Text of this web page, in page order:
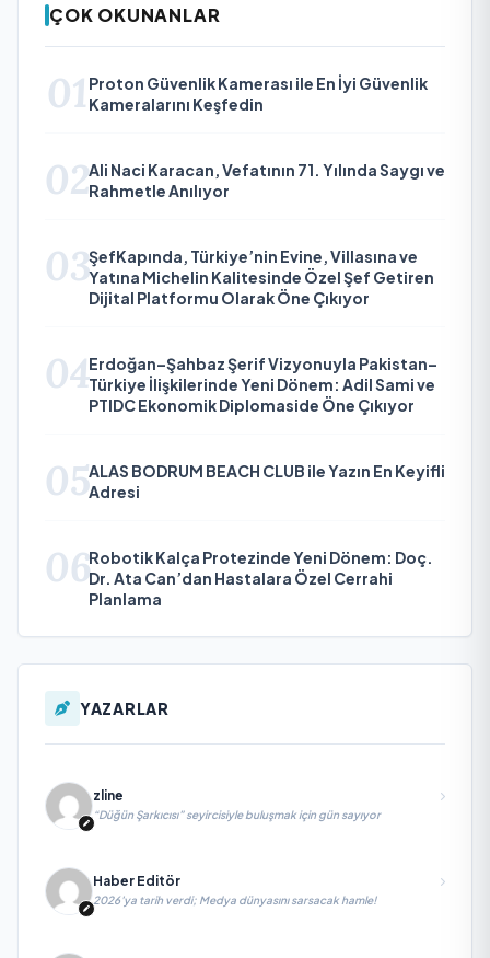
ÇOK OKUNANLAR
01 Proton Güvenlik Kamerası ile En İyi Güvenlik
Kameralarını Keşfedin
02Ali Naci Karacan, Vefatının 71. Yılında Saygı ve
Rahmetle Anılıyor
03ŞefKapında, Türkiye’nin Evine, Villasına ve
Yatına Michelin Kalitesinde Özel Şef Getiren
Dijital Platformu Olarak Öne Çıkıyor
04Erdoğan–Şahbaz Şerif Vizyonuyla Pakistan–
Türkiye İlişkilerinde Yeni Dönem: Adil Sami ve
PTIDC Ekonomik Diplomaside Öne Çıkıyor
05ALAS BODRUM BEACH CLUB ile Yazın En Keyifli
Adresi
06Robotik Kalça Protezinde Yeni Dönem: Doç.
Dr. Ata Can’dan Hastalara Özel Cerrahi
Planlama
YAZARLAR
zline
“Düğün Şarkıcısı” seyircisiyle buluşmak için gün sayıyor
Haber Editör
2026’ya tarih verdi; Medya dünyasını sarsacak hamle!